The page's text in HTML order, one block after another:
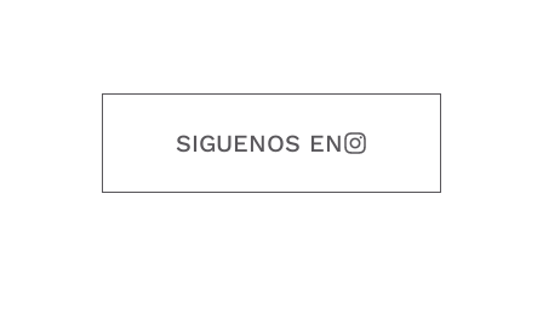
SIGUENOS EN